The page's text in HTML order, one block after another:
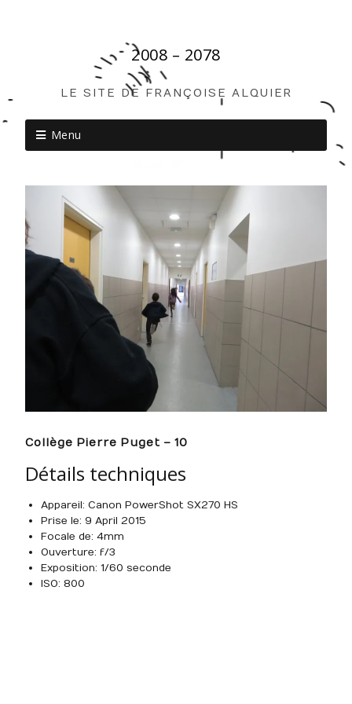
2008 – 2078
LE SITE DE FRANÇOISE ALQUIER
Menu
Collège Pierre Puget – 10
Détails techniques
Appareil : Canon PowerShot SX270 HS
Prise le : 9 April 2015
Focale de : 4mm
Ouverture : f/3
Exposition : 1/60 seconde
ISO : 800